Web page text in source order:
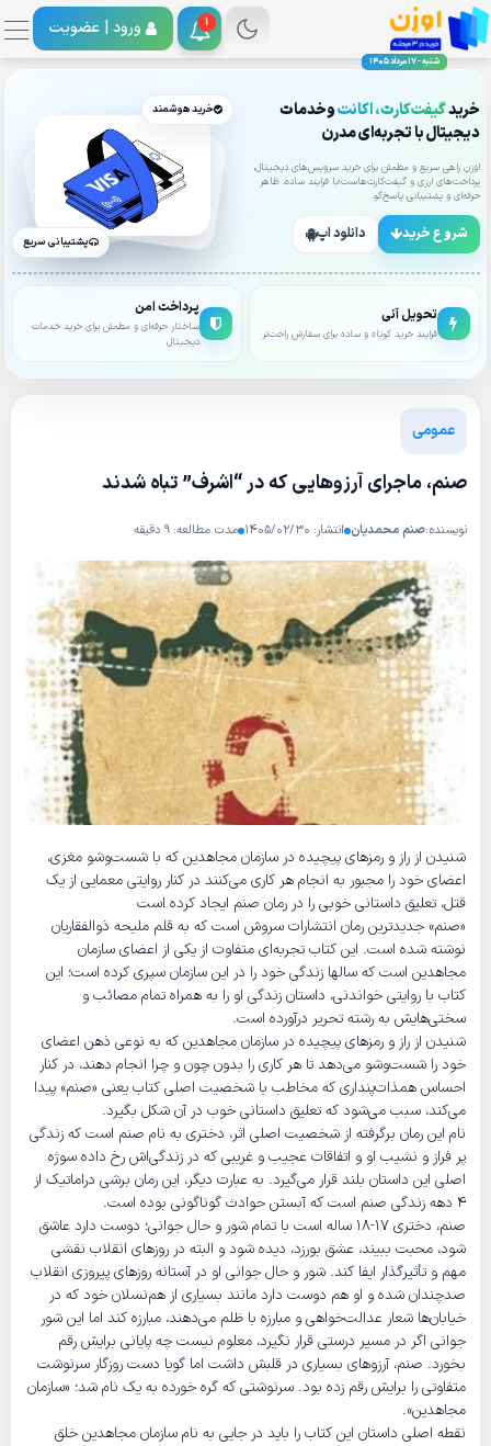
شنبه - 17 مرداد 1405
1 ورود | عضویت
خریدگیفت‌کارت، اکانتوخدمات
دیجیتال با تجربه‌ای مدرن
اوزن راهی سریع و مطمئن برای خرید سرویس‌های دیجیتال،
پرداخت‌های ارزی و گیفت‌کارت‌هاست؛با فرایند ساده، ظاهر
حرفه‌ای و پشتیبانی پاسخ‌گو.
شروع خرید دانلود اپ
خرید هوشمند
پشتیبانی سریع
تحویل آنی
فرایند خرید کوتاه و ساده برای سفارش راحت‌تر
پرداخت امن
ساختار حرفه‌ای و مطمئن برای خرید خدمات
دیجیتال
عمومی
صنم، ماجرای آرزوهایی که در “اشرف” تباه شدند
نویسنده:صنم محمدیان انتشار: ۱۴۰۵/۰۲/۳۰ مدت مطالعه: ۹ دقیقه
شنیدن از راز و رمز‌های پیچیده در سازمان مجاهدین که با شست‌وشو مغزی،
اعضای خود را مجبور به انجام هر کاری می‌کنند در کنار روایتی معمایی از یک
قتل، تعلیق داستانی خوبی را در رمان صنم ایجاد کرده است
«صنم» جدیدترین رمان انتشارات سروش است که به قلم ملیحه ذوالفقاریان
نوشته شده است. این کتاب تجربه‌ای متفاوت از یکی از اعضای سازمان
مجاهدین است که سالها زندگی خود را در این سازمان سپری کرده است؛ این
کتاب با روایتی خواندنی، داستان زندگی او را به همراه تمام مصائب و
سختی‌هایش به رشته تحریر درآورده است.
شنیدن از راز و رمز‌های پیچیده در سازمان مجاهدین که به نوعی ذهن اعضای
خود را شست‌وشو می‌دهد تا هر کاری را بدون چون و چرا انجام دهند، در کنار
احساس همذات‌پنداری که مخاطب با شخصیت اصلی کتاب یعنی «صنم» پیدا
می‌کند، سبب می‌شود که تعلیق داستانی خوب در آن شکل بگیرد.
نام این رمان برگرفته از شخصیت اصلی اثر، دختری به نام صنم است که زندگی
پر فراز و نشیب او و اتفاقات عجیب و غریبی که در زندگی‌اش رخ داده سوژه
اصلی این داستان بلند قرار می‌گیرد. به عبارت دیگر، این رمان برشی دراماتیک از
4 دهه زندگی صنم است که آبستن حوادث گوناگونی بوده است.
صنم، دختری 17-18 ساله است با تمام شور و حال جوانی؛ دوست دارد عاشق
شود، محبت ببیند، عشق بورزد، دیده شود و البته در روزهای انقلاب نقشی
مهم و تأثیرگذار ایفا کند. شور و حال جوانی او در آستانه روزهای پیروزی انقلاب
صدچندان شده و او هم دوست دارد مانند بسیاری از هم‌نسلان خود که در
خیابان‌ها شعار عدالت‌خواهی و مبارزه با ظلم می‌دهند، مبارزه کند اما این شور
جوانی اگر در مسیر درستی قرار نگیرد، معلوم نیست چه پایانی برایش رقم
بخورد. صنم، آرزوهای بسیاری در قلبش داشت اما گویا دست روزگار سرنوشت
متفاوتی را برایش رقم زده بود. سرنوشتی که گره خورده به یک نام شد؛ «سازمان
مجاهدین».
نقطه اصلی داستان این کتاب را باید در جایی به نام سازمان مجاهدین خلق